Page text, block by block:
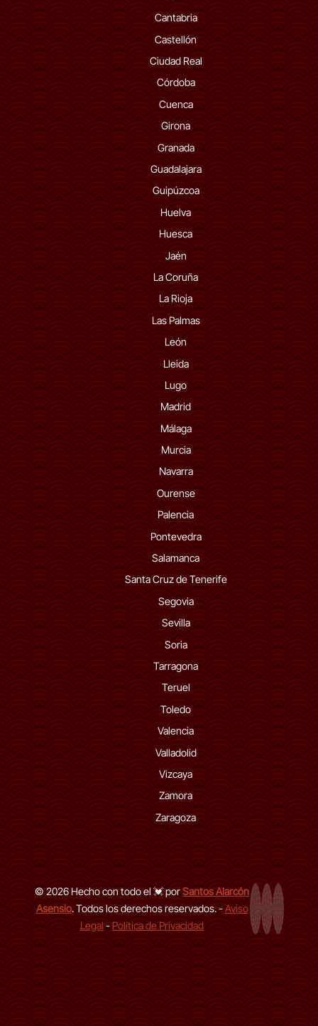
Cantabria
Castellón
Ciudad Real
Córdoba
Cuenca
Girona
Granada
Guadalajara
Guipúzcoa
Huelva
Huesca
Jaén
La Coruña
La Rioja
Las Palmas
León
Lleida
Lugo
Madrid
Málaga
Murcia
Navarra
Ourense
Palencia
Pontevedra
Salamanca
Santa Cruz de Tenerife
Segovia
Sevilla
Soria
Tarragona
Teruel
Toledo
Valencia
Valladolid
Vizcaya
Zamora
Zaragoza
© 2026 Hecho con todo el 💓 porSantos Alarcón
Asensio. Todos los derechos reservados. -Aviso
Legal -Política de Privacidad
Página Web
LinkedIn
GitHub